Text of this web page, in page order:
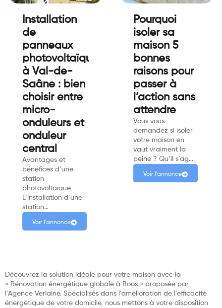
Installation
de
panneaux
photovoltaïques
à Val-de-
Saâne : bien
choisir entre
micro-
onduleurs et
onduleur
central
Avantages et
bénéfices d’une
station
photovoltaïque
L’installation d’une
station…
Voir l'annonce
Pourquoi
isoler sa
maison 5
bonnes
raisons pour
passer à
l’action sans
attendre
Vous vous
demandez si isoler
votre maison en
vaut vraiment la
peine ? Qu’il s’ag…
Voir l'annonce
Découvrez la solution idéale pour votre maison avec la
« Rénovation énergétique globale à Boos » proposée par
l’Agence Verlaine. Spécialisés dans l’amélioration de l’efficacité
énergétique de votre domicile, nous mettons à votre disposition